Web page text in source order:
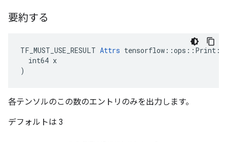
要約する
TF_MUST_USE_RESULT Attrs
  int64 x
)
各テンソルのこの数のエントリのみを出力します。
デフォルトは 3